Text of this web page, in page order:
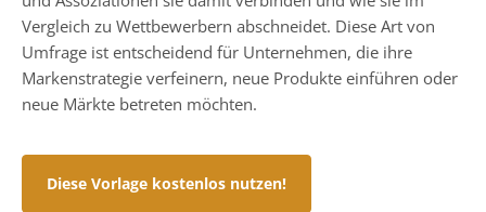
Vergleich zu Wettbewerbern abschneidet. Diese Art von
Umfrage ist entscheidend für Unternehmen, die ihre
Markenstrategie verfeinern, neue Produkte einführen oder
neue Märkte betreten möchten.
Diese Vorlage kostenlos nutzen!